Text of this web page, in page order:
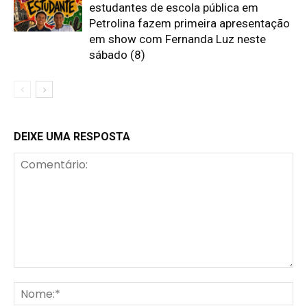
estudantes de escola pública em
Petrolina fazem primeira apresentação
em show com Fernanda Luz neste
sábado (8)
DEIXE UMA RESPOSTA